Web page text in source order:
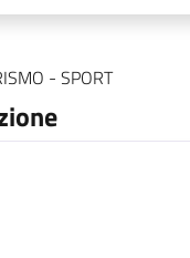
- SPORT